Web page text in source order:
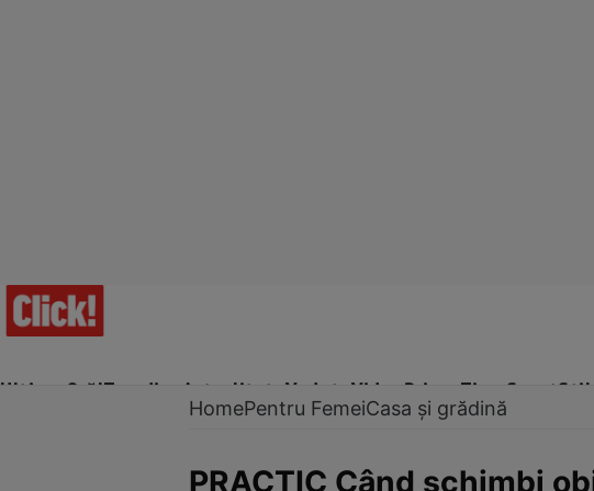
Ultima Oră!Trending Actualitate Vedete Video Prime Time SportStil
HomePentru FemeiCasa și grădină
PRACTIC Când schimbi